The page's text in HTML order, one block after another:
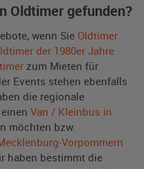
Oldtimer gefunden?
wenn Sie Oldtimer
der 1980er Jahre
zum Mieten für
Events stehen ebenfalls
die regionale
Van / Kleinbus in
möchten bzw.
Vorpommern
haben bestimmt die